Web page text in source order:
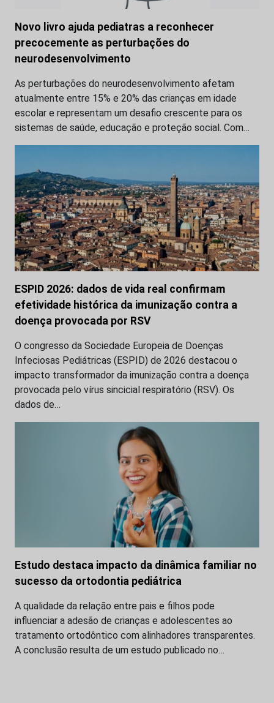
Novo livro ajuda pediatras a reconhecer
precocemente as perturbações do
neurodesenvolvimento
As perturbações do neurodesenvolvimento afetam
atualmente entre 15% e 20% das crianças em idade
escolar e representam um desafio crescente para os
sistemas de saúde, educação e proteção social. Com…
ESPID 2026: dados de vida real confirmam
efetividade histórica da imunização contra a
doença provocada por RSV
O congresso da Sociedade Europeia de Doenças
Infeciosas Pediátricas (ESPID) de 2026 destacou o
impacto transformador da imunização contra a doença
provocada pelo vírus sincicial respiratório (RSV). Os
dados de…
Estudo destaca impacto da dinâmica familiar no
sucesso da ortodontia pediátrica
A qualidade da relação entre pais e filhos pode
influenciar a adesão de crianças e adolescentes ao
tratamento ortodôntico com alinhadores transparentes.
A conclusão resulta de um estudo publicado no…